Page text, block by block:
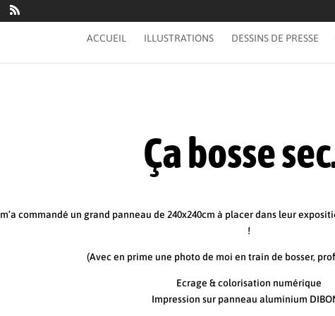
ACCUEIL ILLUSTRATIONS DESSINS DE PRESSE
Ça bosse
m’a commandé un grand panneau de 240x240cm à placer dans leur
!
(Avec en prime une photo de moi en train de bosser,
Ecrage & colorisation numérique
Impression sur panneau aluminium